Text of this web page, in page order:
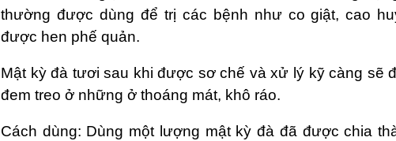
thường được dùng để trị các bệnh như co giật, cao
được hen phế quản.
Mật kỳ đà tươi sau khi được sơ chế và xử lý kỹ càng sẽ
đem treo ở những ở thoáng mát, khô ráo.
Cách dùng: Dùng một lượng mật kỳ đà đã được chia